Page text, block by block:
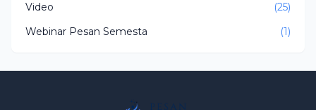
Video
(25)
Webinar Pesan Semesta
(1)